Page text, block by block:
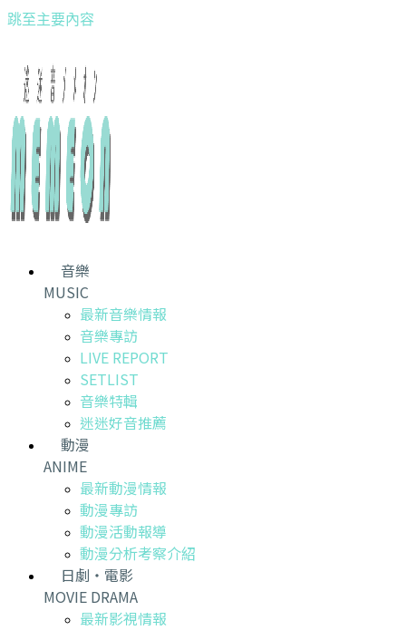
跳至主要內容
音樂
MUSIC
最新音樂情報
音樂專訪
LIVE REPORT
SETLIST
音樂特輯
迷迷好音推薦
動漫
ANIME
最新動漫情報
動漫專訪
動漫活動報導
動漫分析考察介紹
日劇・電影
MOVIE DRAMA
最新影視情報